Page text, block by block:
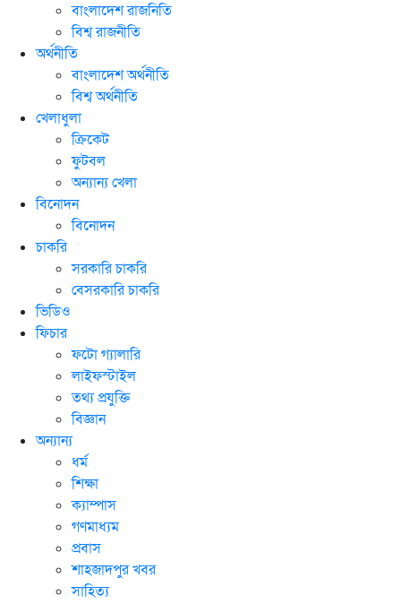
বাংলাদেশ রাজনিতি
বিশ্ব রাজনীতি
অর্থনীতি
বাংলাদেশ অর্থনীতি
বিশ্ব অর্থনীতি
খেলাধুলা
ক্রিকেট
ফুটবল
অন্যান্য খেলা
বিনোদন
বিনোদন
চাকরি
সরকারি চাকরি
বেসরকারি চাকরি
ভিডিও
ফিচার
ফটো গ্যালারি
লাইফস্টাইল
তথ্য প্রযুক্তি
বিজ্ঞান
অন্যান্য
ধর্ম
শিক্ষা
ক্যাম্পাস
গণমাধ্যম
প্রবাস
শাহজাদপুর খবর
সাহিত্য